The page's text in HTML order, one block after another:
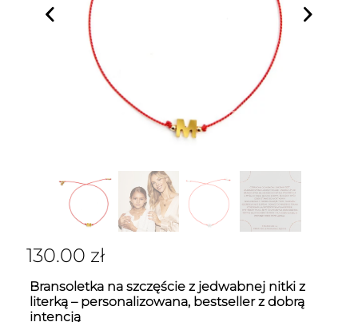
130.00 zł
Bransoletka na szczęście z jedwabnej nitki z
literką – personalizowana, bestseller z dobrą
intencją